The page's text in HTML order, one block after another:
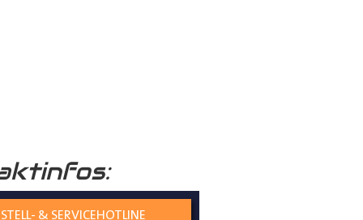
& SERVICEHOTLINE